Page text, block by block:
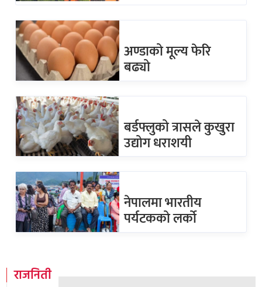
अण्डाको मूल्य फेरि
बढ्यो
बर्डफ्लुको त्रासले कुखुरा
उद्योग धराशयी
नेपालमा भारतीय
पर्यटकको लर्को
राजनिती